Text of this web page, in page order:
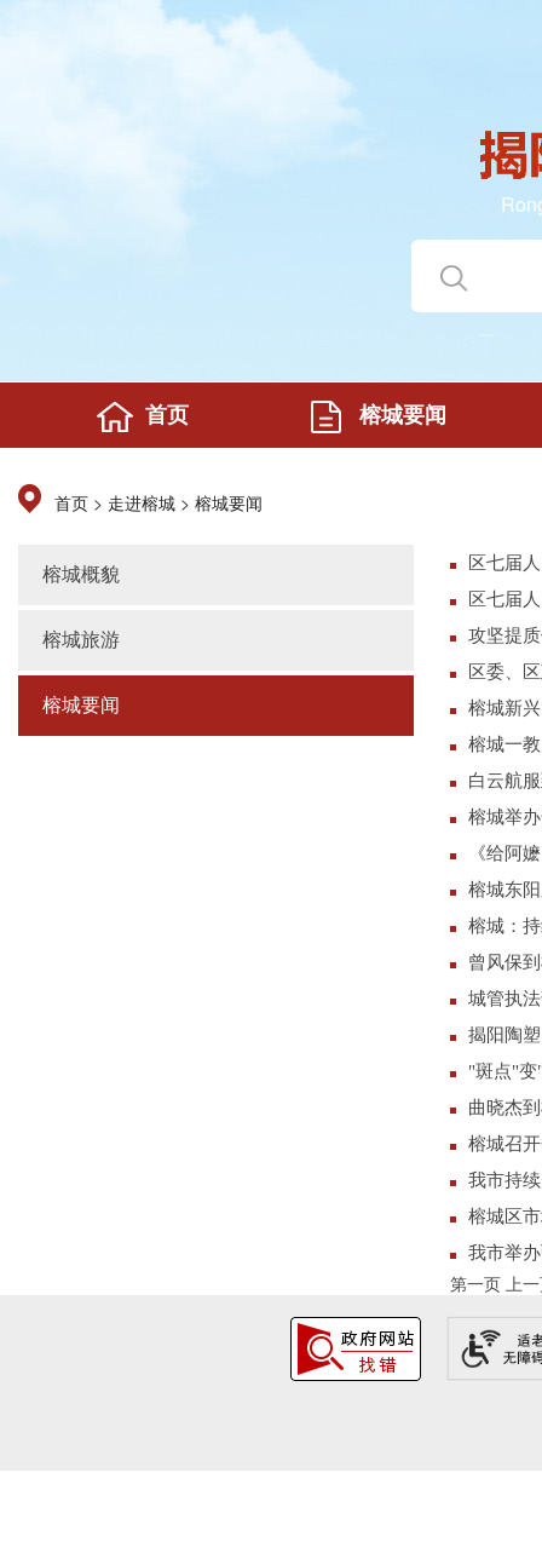
首页 榕城要闻
首页 > 走进榕城 > 榕城要闻
榕城概貌
榕城旅游
榕城要闻
区七届
区七届
攻坚提
区委、
榕城新
榕城一
白云航
榕城举
《给阿
榕城东
榕城：
曾风保
城管执
揭阳陶
"斑点"变
曲晓杰
榕城召
我市持
榕城区
我市举
第一页 上